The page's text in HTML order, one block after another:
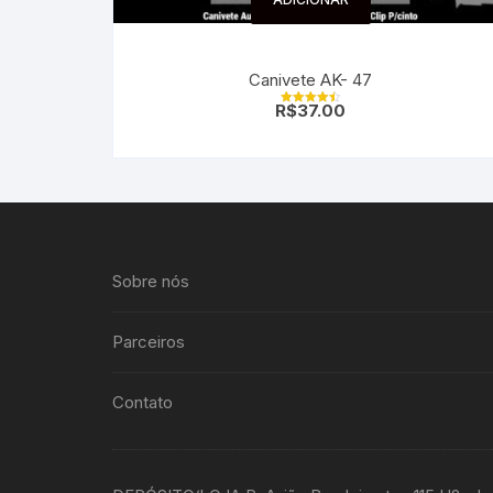
Canivete AK- 47
Avaliação
R$37.00
Sobre nós
Parceiros
Contato